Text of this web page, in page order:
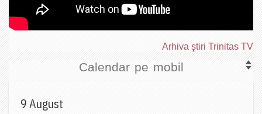
Arhiva ştiri Trinitas TV
Calendar pe mobil
9 August